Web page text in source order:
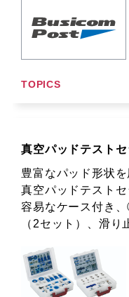
TOPICS
真空パッドテストセ
豊富なパッド形状
真空パッドテスト
容易なケース付き
（2セット）、滑り